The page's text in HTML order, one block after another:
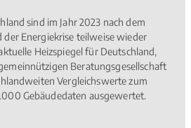
sind im Jahr 2023 nach dem
Energiekrise teilweise wieder
Heizspiegel für Deutschland,
Beratungsgesellschaft
Vergleichswerte zum
Gebäudedaten ausgewertet.